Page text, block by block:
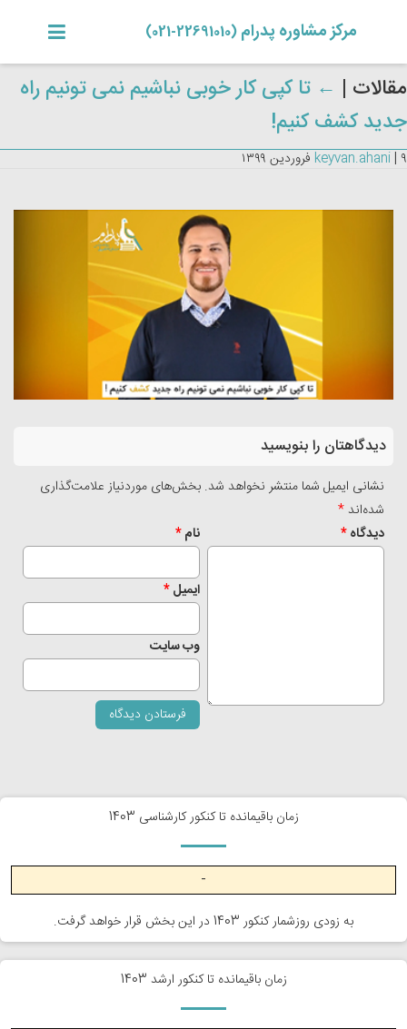
مرکز مشاوره پدرام (22691010-021)
مقالات |
← تا کپی کار خوبی نباشیم نمی تونیم راه
جدید کشف کنیم!
keyvan.ahani | ۹ فروردین ۱۳۹۹
دیدگاهتان را بنویسید
نشانی ایمیل شما منتشر نخواهد شد. بخش‌های موردنیاز علامت‌گذاری
شده‌اند *
دیدگاه* نام*
ایمیل*
وب‌ سایت
زمان باقیمانده تا کنکور کارشناسی 1403
-
به زودی روزشمار کنکور 1403 در این بخش قرار خواهد گرفت.
زمان باقیمانده تا کنکور ارشد 1403